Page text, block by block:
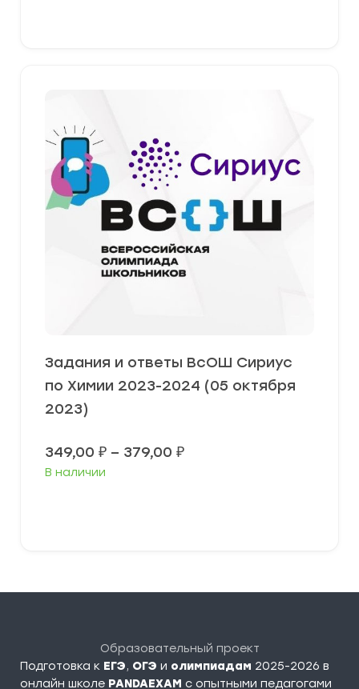
Задания и ответы ВсОШ Сириус
по Химии 2023-2024 (05 октября
2023)
349,00 ₽ – 379,00 ₽Диапазон
В наличии
Образовательный проект
Подготовка к ЕГЭ, ОГЭ и олимпиадам 2025-2026 в
онлайн школе PANDAEXAM c опытными педагогами